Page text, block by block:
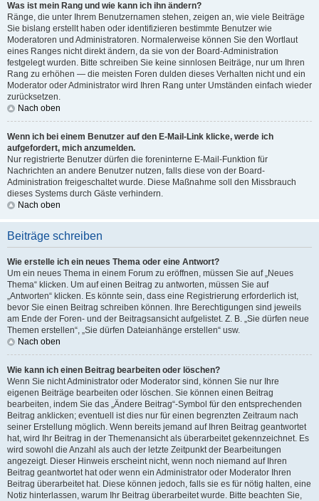
Was ist mein Rang und wie kann ich ihn ändern?
Ränge, die unter Ihrem Benutzernamen stehen, zeigen an, wie viele Beiträge
Sie bislang erstellt haben oder identifizieren bestimmte Benutzer wie
Moderatoren und Administratoren. Normalerweise können Sie den Wortlaut
eines Ranges nicht direkt ändern, da sie von der Board-Administration
festgelegt wurden. Bitte schreiben Sie keine sinnlosen Beiträge, nur um Ihren
Rang zu erhöhen — die meisten Foren dulden dieses Verhalten nicht und ein
Moderator oder Administrator wird Ihren Rang unter Umständen einfach wieder
zurücksetzen.
Nach oben
Wenn ich bei einem Benutzer auf den E-Mail-Link klicke, werde ich
aufgefordert, mich anzumelden.
Nur registrierte Benutzer dürfen die foreninterne E-Mail-Funktion für
Nachrichten an andere Benutzer nutzen, falls diese von der Board-
Administration freigeschaltet wurde. Diese Maßnahme soll den Missbrauch
dieses Systems durch Gäste verhindern.
Nach oben
Beiträge schreiben
Wie erstelle ich ein neues Thema oder eine Antwort?
Um ein neues Thema in einem Forum zu eröffnen, müssen Sie auf „Neues
Thema“ klicken. Um auf einen Beitrag zu antworten, müssen Sie auf
„Antworten“ klicken. Es könnte sein, dass eine Registrierung erforderlich ist,
bevor Sie einen Beitrag schreiben können. Ihre Berechtigungen sind jeweils
am Ende der Foren- und der Beitragsansicht aufgelistet. Z. B. „Sie dürfen neue
Themen erstellen“, „Sie dürfen Dateianhänge erstellen“ usw.
Nach oben
Wie kann ich einen Beitrag bearbeiten oder löschen?
Wenn Sie nicht Administrator oder Moderator sind, können Sie nur Ihre
eigenen Beiträge bearbeiten oder löschen. Sie können einen Beitrag
bearbeiten, indem Sie das „Ändere Beitrag“-Symbol für den entsprechenden
Beitrag anklicken; eventuell ist dies nur für einen begrenzten Zeitraum nach
seiner Erstellung möglich. Wenn bereits jemand auf Ihren Beitrag geantwortet
hat, wird Ihr Beitrag in der Themenansicht als überarbeitet gekennzeichnet. Es
wird sowohl die Anzahl als auch der letzte Zeitpunkt der Bearbeitungen
angezeigt. Dieser Hinweis erscheint nicht, wenn noch niemand auf Ihren
Beitrag geantwortet hat oder wenn ein Administrator oder Moderator Ihren
Beitrag überarbeitet hat. Diese können jedoch, falls sie es für nötig halten, eine
Notiz hinterlassen, warum Ihr Beitrag überarbeitet wurde. Bitte beachten Sie,